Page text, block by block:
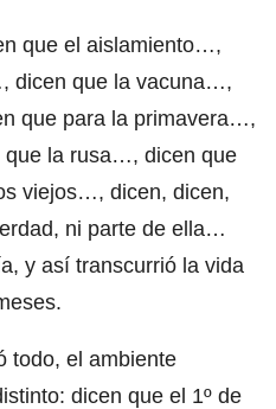
que el aislamiento…,
dicen que la vacuna…,
que para la primavera…,
la rusa…, dicen que
viejos…, dicen, dicen,
ni parte de ella…
y así transcurrió la vida
todo, el ambiente
dicen que el 1º de